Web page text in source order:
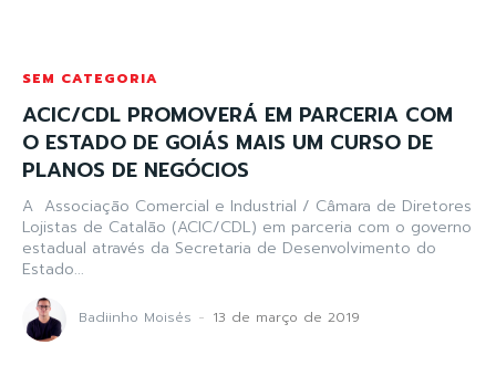
SEM CATEGORIA
ACIC/CDL PROMOVERÁ EM PARCERIA COM
O ESTADO DE GOIÁS MAIS UM CURSO DE
PLANOS DE NEGÓCIOS
A Associação Comercial e Industrial / Câmara de Diretores
Lojistas de Catalão (ACIC/CDL) em parceria com o governo
estadual através da Secretaria de Desenvolvimento do
Estado...
Badiinho Moisés - 13 de março de 2019